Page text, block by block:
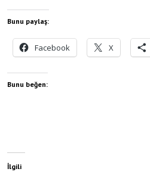
Bunu paylaş:
Facebook X
Bunu beğen:
İlgili